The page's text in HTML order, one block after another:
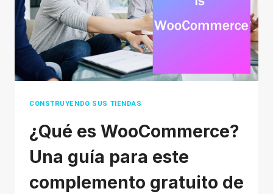
CONSTRUYENDO SUS TIENDAS
¿Qué es WooCommerce?
Una guía para este
complemento gratuito de